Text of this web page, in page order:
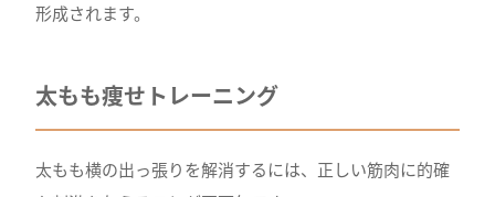
形成されます。
太もも痩せトレーニング
太もも横の出っ張りを解消するには、正しい筋肉に的確